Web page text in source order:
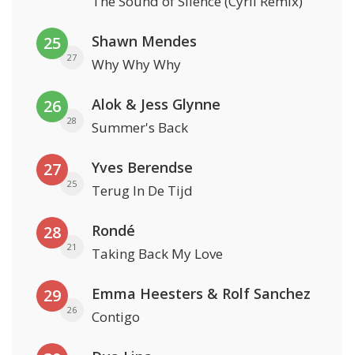
25
27
Shawn Mendes
Why Why Why
26
28
Alok & Jess Glynne
Summer's Back
27
25
Yves Berendse
Terug In De Tijd
28
21
Rondé
Taking Back My Love
29
26
Emma Heesters & Rolf Sanchez
Contigo